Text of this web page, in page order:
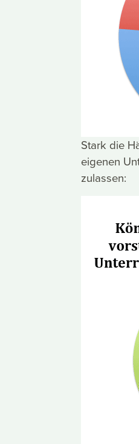
Stark die
eigenen
zulassen: